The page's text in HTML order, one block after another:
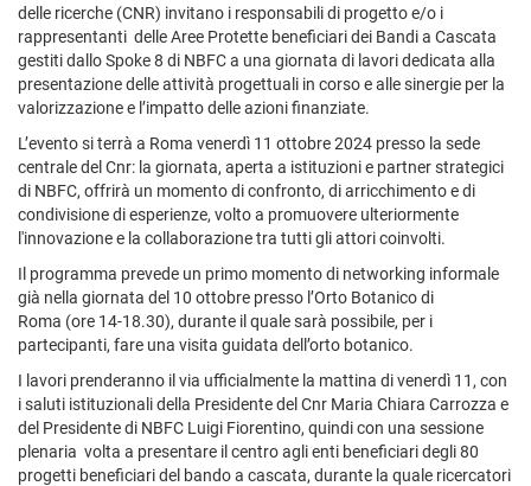
delle ricerche (CNR) invitano i responsabili di progetto e/o i
rappresentanti delle Aree Protette beneficiari dei Bandi a Cascata
gestiti dallo Spoke 8 di NBFC a una giornata di lavori dedicata alla
presentazione delle attività progettuali in corso e alle sinergie per la
valorizzazione e l’impatto delle azioni finanziate.
L’evento si terrà a Roma venerdì 11 ottobre 2024 presso la sede
centrale del Cnr: la giornata, aperta a istituzioni e partner strategici
di NBFC, offrirà un momento di confronto, di arricchimento e di
condivisione di esperienze, volto a promuovere ulteriormente
l'innovazione e la collaborazione tra tutti gli attori coinvolti.
Il programma prevede un primo momento di networking informale
già nella giornata del 10 ottobre presso l’Orto Botanico di
Roma (ore 14-18.30), durante il quale sarà possibile, per i
partecipanti, fare una visita guidata dell’orto botanico.
I lavori prenderanno il via ufficialmente la mattina di venerdì 11, con
i saluti istituzionali della Presidente del Cnr Maria Chiara Carrozza e
del Presidente di NBFC Luigi Fiorentino, quindi con una sessione
plenaria volta a presentare il centro agli enti beneficiari degli 80
progetti beneficiari del bando a cascata, durante la quale ricercatori